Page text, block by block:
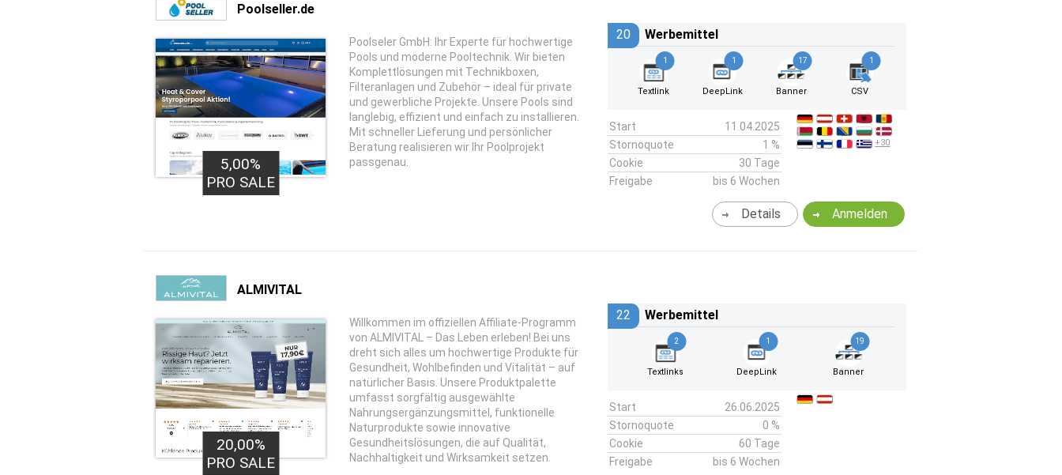
Poolseller.de
5,00%
PRO SALE
Poolseler GmbH: Ihr Experte für hochwertige
Pools und moderne Pooltechnik. Wir bieten
Komplettlösungen mit Technikboxen,
Filteranlagen und Zubehör – ideal für private
und gewerbliche Projekte. Unsere Pools sind
langlebig, effizient und einfach zu installieren.
Mit schneller Lieferung und persönlicher
Beratung realisieren wir Ihr Poolprojekt
passgenau.
20 Werbemittel
1
Textlink
1
DeepLink
17
Banner
1
CSV
Start
11.04.2025
Stornoquote
1 %
Cookie
30 Tage
Freigabe
bis 6 Wochen
+30
Anmelden
Details
ALMIVITAL
20,00%
PRO SALE
Willkommen im offiziellen Affiliate-Programm
von ALMIVITAL – Das Leben erleben! Bei uns
dreht sich alles um hochwertige Produkte für
Gesundheit, Wohlbefinden und Vitalität – auf
natürlicher Basis. Unsere Produktpalette
umfasst sorgfältig ausgewählte
Nahrungsergänzungsmittel, funktionelle
Naturprodukte sowie innovative
Gesundheitslösungen, die auf Qualität,
Nachhaltigkeit und Wirksamkeit setzen.
22 Werbemittel
2
Textlinks
1
DeepLink
19
Banner
Start
26.06.2025
Stornoquote
0 %
Cookie
60 Tage
Freigabe
bis 6 Wochen